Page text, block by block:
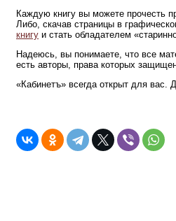
Каждую книгу вы можете прочесть
Либо, скачав страницы в
книгу и стать обладателем
Надеюсь, вы понимаете, что все
есть авторы, права которых
«Кабинетъ» всегда открыт для вас.